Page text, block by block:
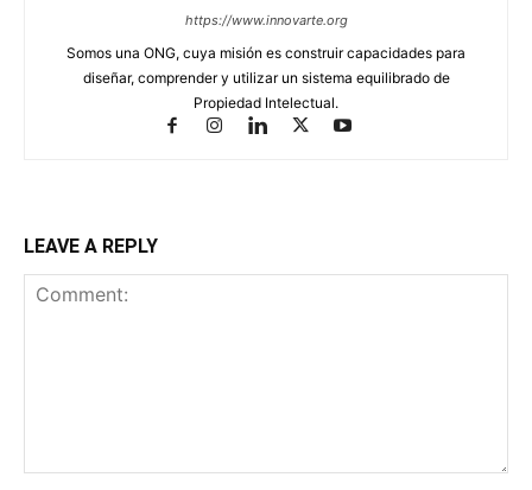
https://www.innovarte.org
Somos una ONG, cuya misión es construir capacidades para
diseñar, comprender y utilizar un sistema equilibrado de
Propiedad Intelectual.
LEAVE A REPLY